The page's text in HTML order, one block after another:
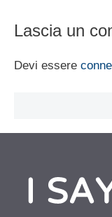
Lascia un
Devi essere